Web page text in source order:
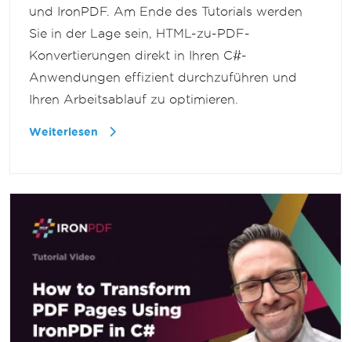
und IronPDF. Am Ende des Tutorials werden
Sie in der Lage sein, HTML-zu-PDF-
Konvertierungen direkt in Ihren C#-
Anwendungen effizient durchzuführen und
Ihren Arbeitsablauf zu optimieren.
Weiterlesen